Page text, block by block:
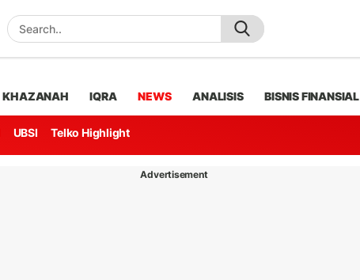
KHAZANAH IQRA NEWS ANALISIS BISNIS FINANSIAL
UBSI Telko Highlight
Advertisement